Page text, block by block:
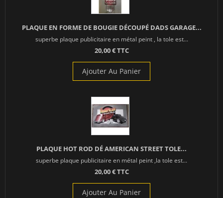
PLAQUE EN FORME DE BOUGIE DÉCOUPÉ DADS GARAGE...
superbe plaque publicitaire en métal peint , la tole est...
20,00 € TTC
Ajouter Au Panier
PLAQUE HOT ROD DÉ AMERICAN STREET TOLE...
superbe plaque publicitaire en métal peint ,la tole est...
20,00 € TTC
Ajouter Au Panier